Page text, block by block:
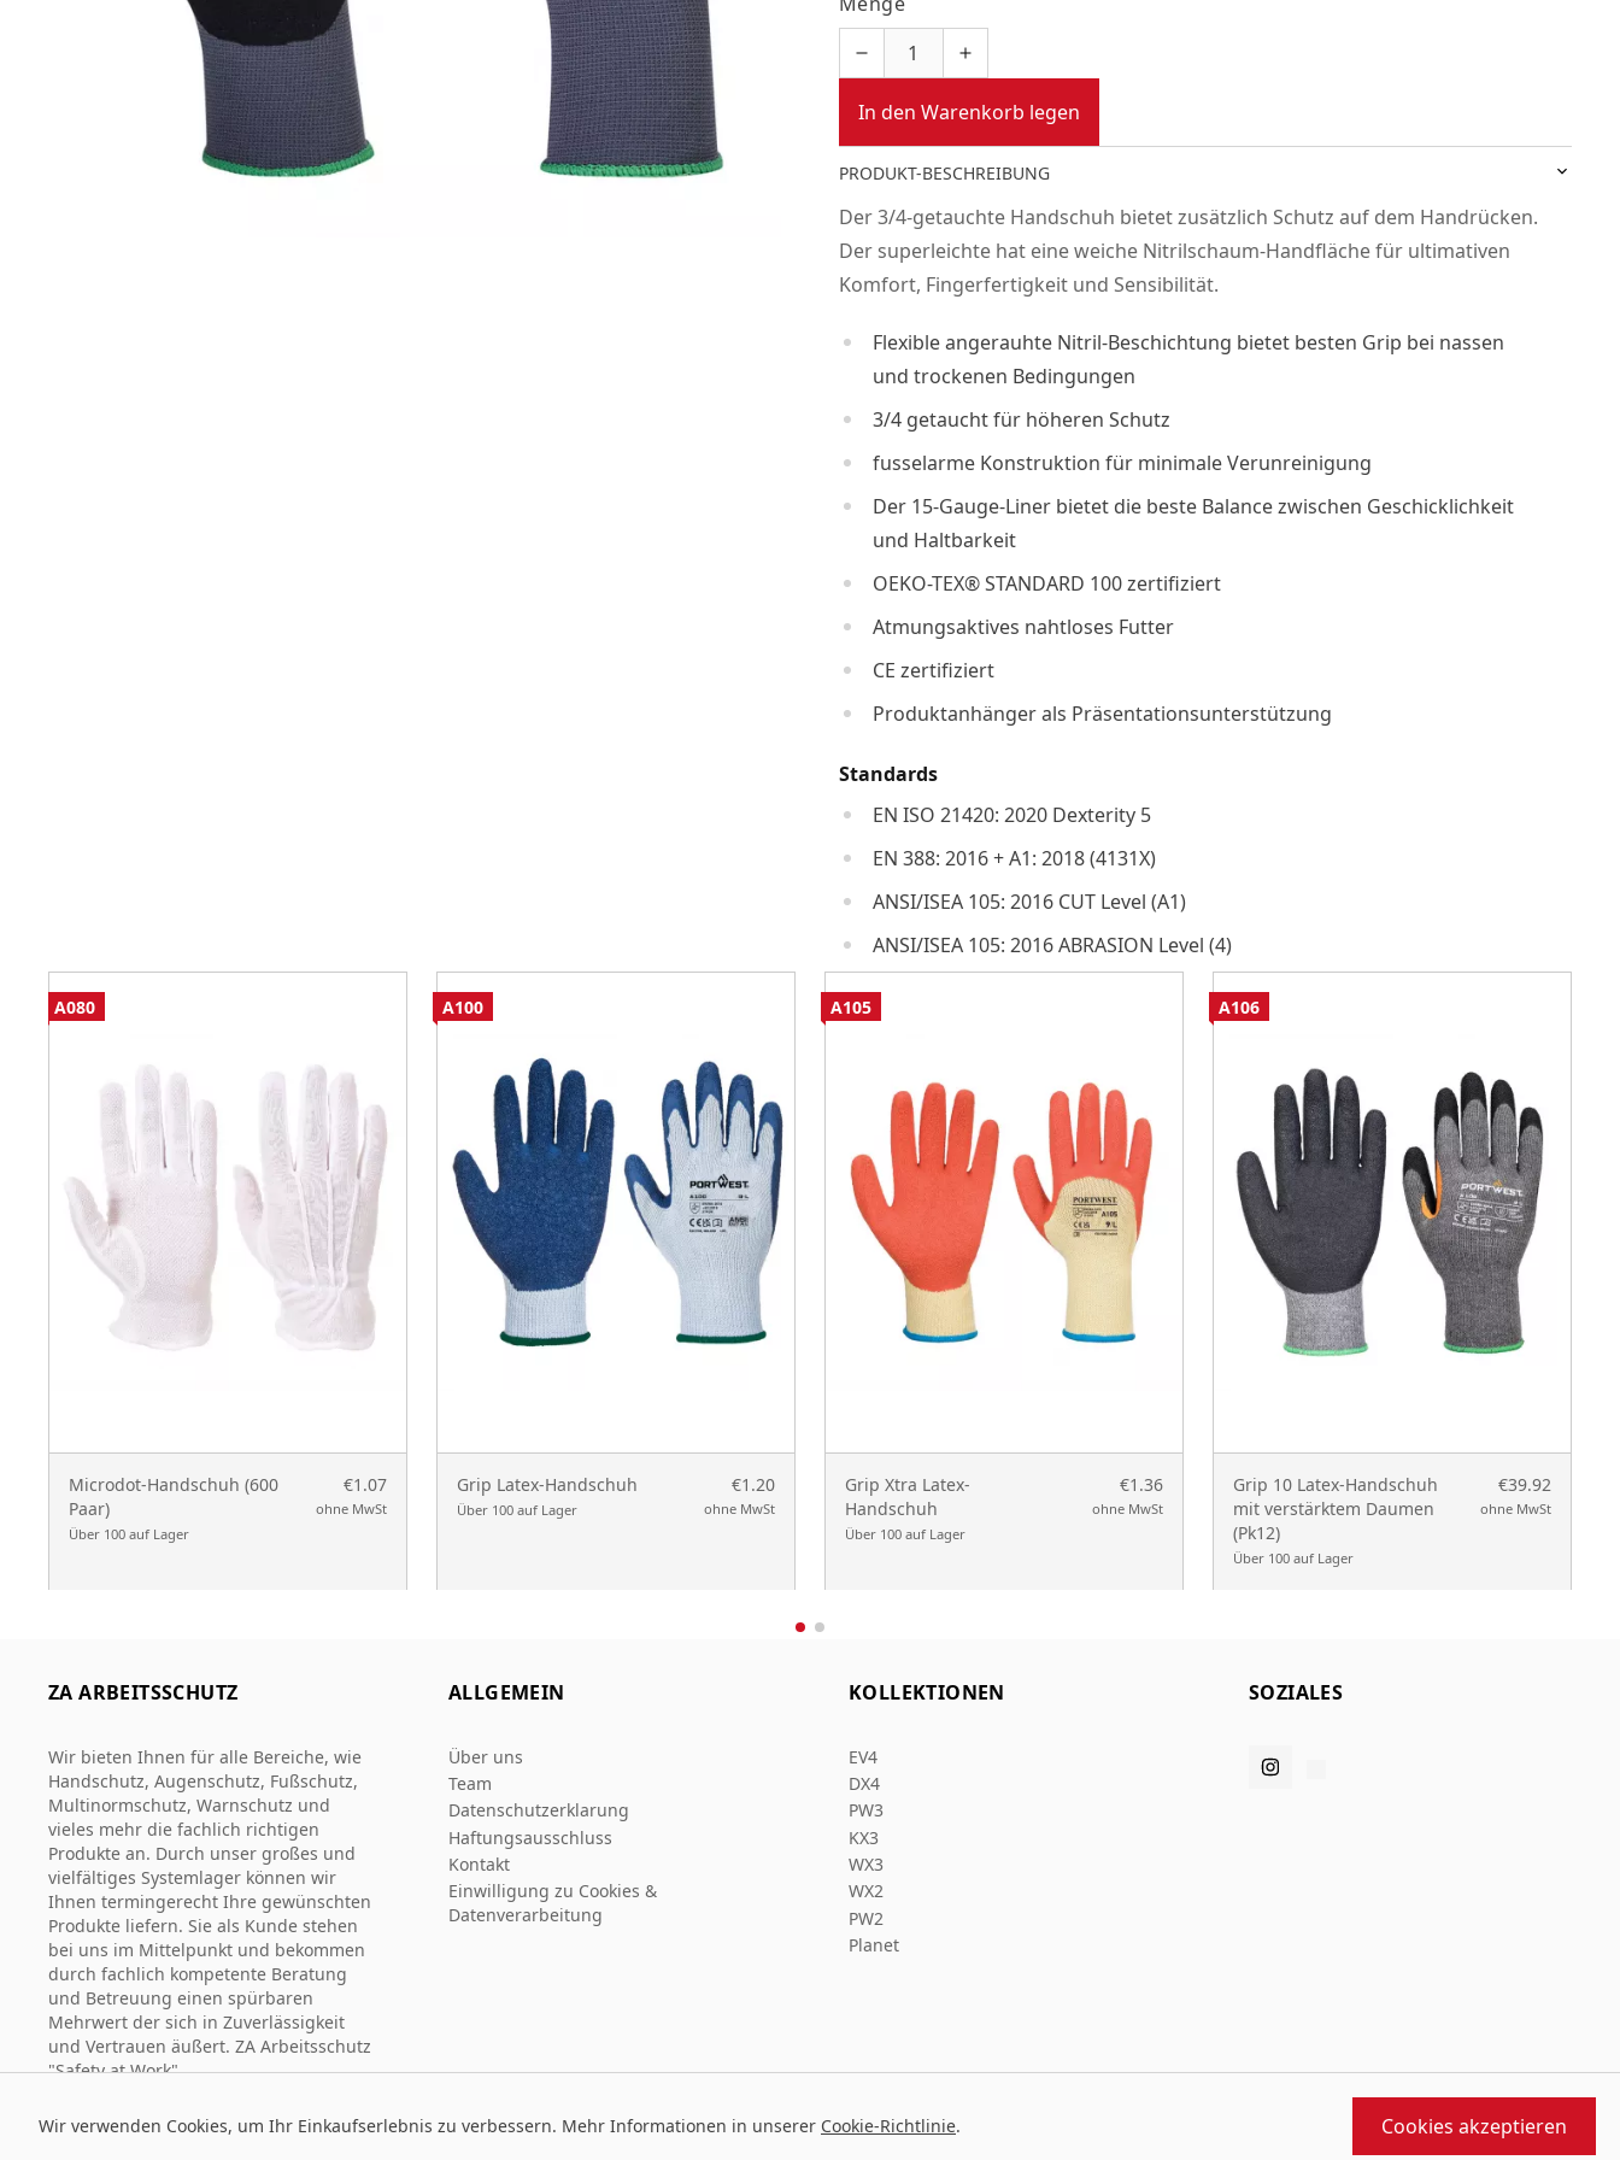
In den Warenkorb legen
PRODUKT-BESCHREIBUNG
Der 3/4-getauchte Handschuh bietet zusätzlich Schutz auf dem Handrücken.
Der superleichte hat eine weiche Nitrilschaum-Handfläche für ultimativen
Komfort, Fingerfertigkeit und Sensibilität.
Flexible angerauhte Nitril-Beschichtung bietet besten Grip bei nassen
und trockenen Bedingungen
3/4 getaucht für höheren Schutz
fusselarme Konstruktion für minimale Verunreinigung
Der 15-Gauge-Liner bietet die beste Balance zwischen Geschicklichkeit
und Haltbarkeit
OEKO-TEX® STANDARD 100 zertifiziert
Atmungsaktives nahtloses Futter
CE zertifiziert
Produktanhänger als Präsentationsunterstützung
Standards
EN ISO 21420: 2020 Dexterity 5
EN 388: 2016 + A1: 2018 (4131X)
ANSI/ISEA 105: 2016 CUT Level (A1)
ANSI/ISEA 105: 2016 ABRASION Level (4)
Microdot-Handschuh (600
Paar)
Über 100 auf Lager
€1.07
ohne MwSt
A080
Grip Latex-Handschuh
Über 100 auf Lager
€1.20
ohne MwSt
A100
Grip Xtra Latex-
Handschuh
Über 100 auf Lager
€1.36
ohne MwSt
A105
Grip 10 Latex-Handschuh
mit verstärktem Daumen
(Pk12)
Über 100 auf Lager
€39.92
ohne MwSt
A106
ZA ARBEITSSCHUTZ
Wir bieten Ihnen für alle Bereiche, wie
Handschutz, Augenschutz, Fußschutz,
Multinormschutz, Warnschutz und
vieles mehr die fachlich richtigen
Produkte an. Durch unser großes und
vielfältiges Systemlager können wir
Ihnen termingerecht Ihre gewünschten
Produkte liefern. Sie als Kunde stehen
bei uns im Mittelpunkt und bekommen
durch fachlich kompetente Beratung
und Betreuung einen spürbaren
Mehrwert der sich in Zuverlässigkeit
und Vertrauen äußert. ZA Arbeitsschutz
"Safety at Work".
ALLGEMEIN
Über uns
Team
Datenschutzerklarung
Haftungsausschluss
Kontakt
Einwilligung zu Cookies &
Datenverarbeitung
KOLLEKTIONEN
EV4
DX4
PW3
KX3
WX3
WX2
PW2
Planet
SOZIALES
© 2026 Za Arbeitsschutz angetrieben von
Wir verwenden Cookies, um Ihr Einkaufserlebnis zu verbessern. Mehr Informationen in unserer Cookie-Richtlinie. Cookies akzeptieren